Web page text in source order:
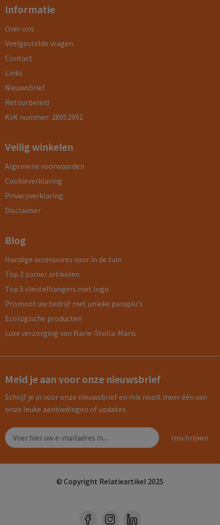
Informatie
Over ons
Veelgestelde vragen
Contact
Links
Nieuwsbrief
Retourbeleid
KvK nummer: 28052992
Veilig winkelen
Algemene voorwaarden
Cookieverklaring
Privacyverklaring
Disclaimer
Blog
Handige accessoires voor in de tuin
Top 3 zomer artikelen
Top 5 sleutelhangers met logo
Promoot uw bedrijf met unieke paraplu's
Ecologische producten
Luxe verzorging van Marie-Stella-Maris
Meld je aan voor onze nieuwsbrief
Schrijf je in voor onze nieuwsbrief en mis nooit meer één van
onze leuke aanbiedingen of updates.
© Copyright Relatieartikel 2025